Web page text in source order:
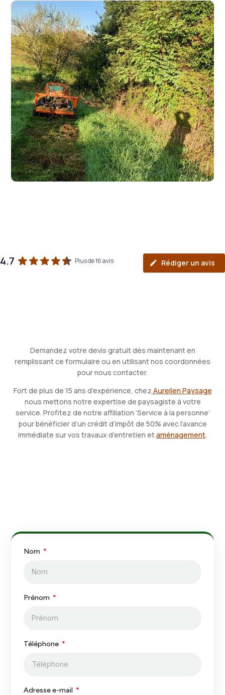
4.7 Plus de 16 avis Rédiger un avis
Demandez votre devis gratuit dès maintenant en
remplissant ce formulaire ou en utilisant nos coordonnées
pour nous contacter.
Fort de plus de 15 ans d’expérience, chez Aurelien Paysage
nous mettons notre expertise de paysagiste à votre
service. Profitez de notre affiliation ‘Service à la personne’
pour bénéficier d’un crédit d’impôt de 50% avec l’avance
immédiate sur vos travaux d’entretien etaménagement.
Nom
Prénom
Téléphone
Adresse e-mail